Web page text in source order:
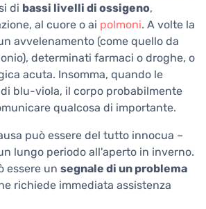
di bassi livelli di ossigeno,
al cuore o ai polmoni. A volte la
avvelenamento (come quello da
determinati farmaci o droghe, o
acuta. Insomma, quando le
blu-viola, il corpo probabilmente
qualcosa di importante.
può essere del tutto innocua –
lungo periodo all'aperto in inverno.
essere un segnale di un problema
richiede immediata assistenza